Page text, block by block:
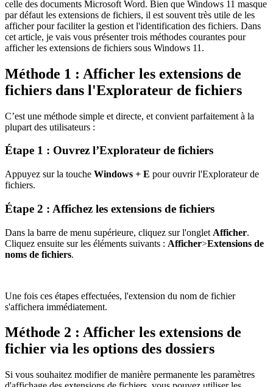
celle des documents Microsoft Word. Bien que Windows 11 masque
par défaut les extensions de fichiers, il est souvent très utile de les
afficher pour faciliter la gestion et l'identification des fichiers. Dans
cet article, je vais vous présenter trois méthodes courantes pour
afficher les extensions de fichiers sous Windows 11.
Méthode 1 : Afficher les extensions de
fichiers dans l'Explorateur de fichiers
C’est une méthode simple et directe, et convient parfaitement à la
plupart des utilisateurs :
Étape 1 : Ouvrez l’Explorateur de fichiers
Appuyez sur la touche Windows + E pour ouvrir l'Explorateur de
fichiers.
Étape 2 : Affichez les extensions de fichiers
Dans la barre de menu supérieure, cliquez sur l'onglet Afficher.
Cliquez ensuite sur les éléments suivants : Afficher>Extensions de
noms de fichiers.
Une fois ces étapes effectuées, l'extension du nom de fichier
s'affichera immédiatement.
Méthode 2 : Afficher les extensions de
fichier via les options des dossiers
Si vous souhaitez modifier de manière permanente les paramètres